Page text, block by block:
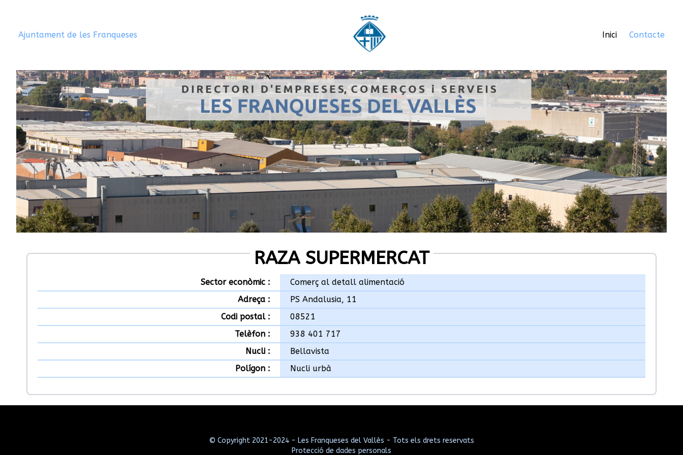
Ajuntament de les Franqueses Inici Contacte
RAZA SUPERMERCAT
Sector econòmic :
Comerç al detall alimentació
Adreça :
PS Andalusia, 11
Codi postal :
08521
Telèfon :
938 401 717
Nucli :
Bellavista
Polígon :
Nucli urbà
© Copyright 2021-2024 - Les Franqueses del Vallès - Tots els drets reservats
Protecció de dades personals